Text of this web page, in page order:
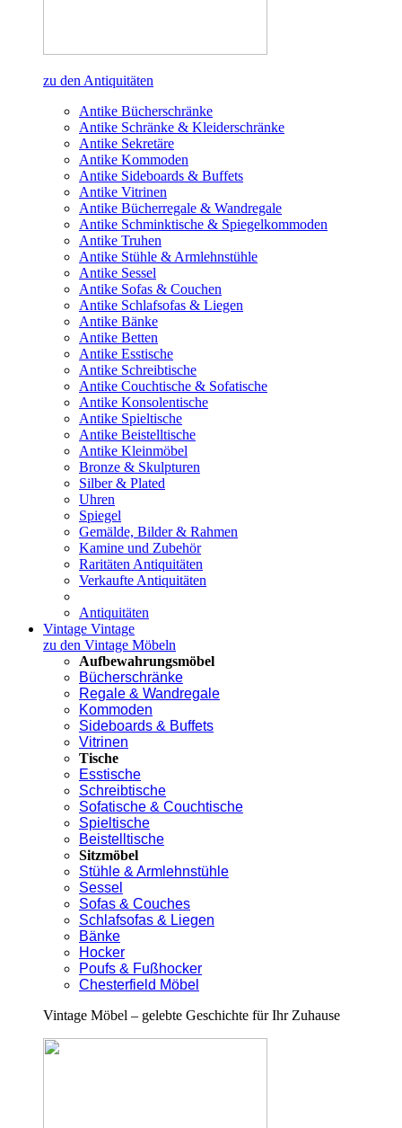
zu den Antiquitäten
Antike Bücherschränke
Antike Schränke & Kleiderschränke
Antike Sekretäre
Antike Kommoden
Antike Sideboards & Buffets
Antike Vitrinen
Antike Bücherregale & Wandregale
Antike Schminktische & Spiegelkommoden
Antike Truhen
Antike Stühle & Armlehnstühle
Antike Sessel
Antike Sofas & Couchen
Antike Schlafsofas & Liegen
Antike Bänke
Antike Betten
Antike Esstische
Antike Schreibtische
Antike Couchtische & Sofatische
Antike Konsolentische
Antike Spieltische
Antike Beistelltische
Antike Kleinmöbel
Bronze & Skulpturen
Silber & Plated
Uhren
Spiegel
Gemälde, Bilder & Rahmen
Kamine und Zubehör
Raritäten Antiquitäten
Verkaufte Antiquitäten
Antiquitäten
Vintage Vintage
zu den Vintage Möbeln
Aufbewahrungsmöbel
Bücherschränke
Regale & Wandregale
Kommoden
Sideboards & Buffets
Vitrinen
Tische
Esstische
Schreibtische
Sofatische & Couchtische
Spieltische
Beistelltische
Sitzmöbel
Stühle & Armlehnstühle
Sessel
Sofas & Couches
Schlafsofas & Liegen
Bänke
Hocker
Poufs & Fußhocker
Chesterfield Möbel
Vintage Möbel – gelebte Geschichte für Ihr Zuhause